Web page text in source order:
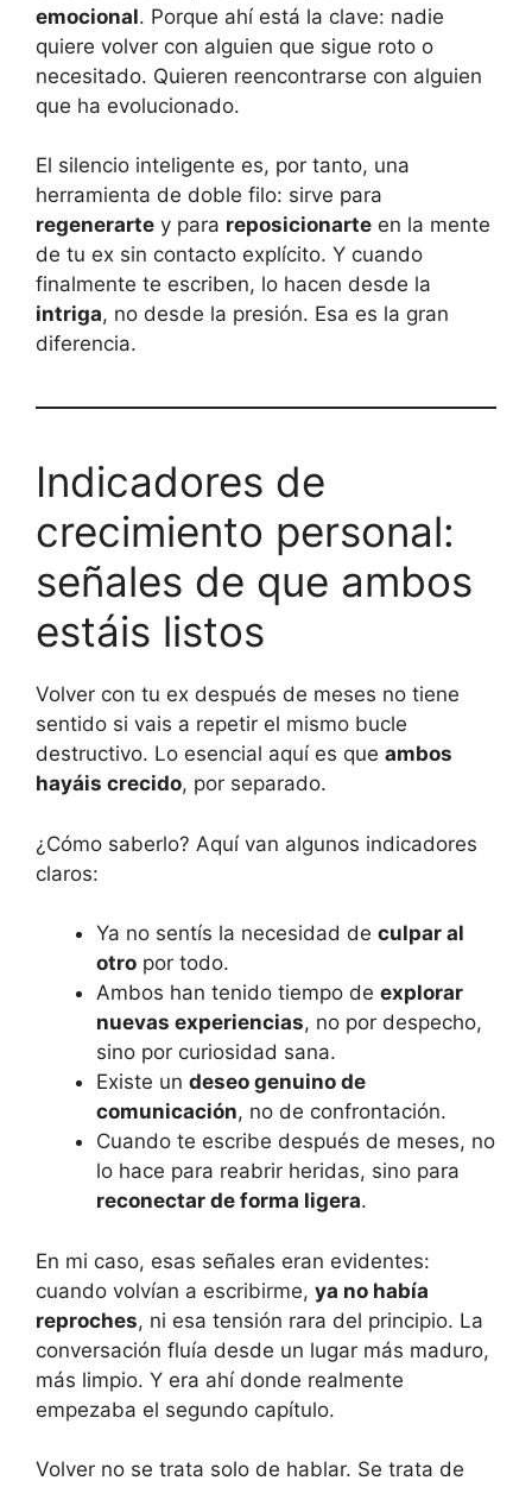
emocional. Porque ahí está la clave: nadie
quiere volver con alguien que sigue roto o
necesitado. Quieren reencontrarse con alguien
que ha evolucionado.
El silencio inteligente es, por tanto, una
herramienta de doble filo: sirve para
regenerarte y para reposicionarte en la mente
de tu ex sin contacto explícito. Y cuando
finalmente te escriben, lo hacen desde la
intriga, no desde la presión. Esa es la gran
diferencia.
Indicadores de
crecimiento personal:
señales de que ambos
estáis listos
Volver con tu ex después de meses no tiene
sentido si vais a repetir el mismo bucle
destructivo. Lo esencial aquí es que ambos
hayáis crecido, por separado.
¿Cómo saberlo? Aquí van algunos indicadores
claros:
Ya no sentís la necesidad de culpar al
otro por todo.
Ambos han tenido tiempo de explorar
nuevas experiencias, no por despecho,
sino por curiosidad sana.
Existe un deseo genuino de
comunicación, no de confrontación.
Cuando te escribe después de meses, no
lo hace para reabrir heridas, sino para
reconectar de forma ligera.
En mi caso, esas señales eran evidentes:
cuando volvían a escribirme, ya no había
reproches, ni esa tensión rara del principio. La
conversación fluía desde un lugar más maduro,
más limpio. Y era ahí donde realmente
empezaba el segundo capítulo.
Volver no se trata solo de hablar. Se trata de